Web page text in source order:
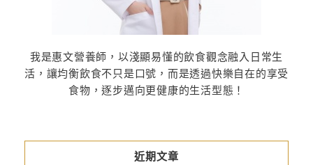
我是惠文營養師，以淺顯易懂的飲食觀念融入日常生
活，讓均衡飲食不只是口號，而是透過快樂自在的享受
食物，逐步邁向更健康的生活型態！
近期文章